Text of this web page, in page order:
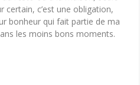
certain, c’est une obligation,
bonheur qui fait partie de ma
les moins bons moments.